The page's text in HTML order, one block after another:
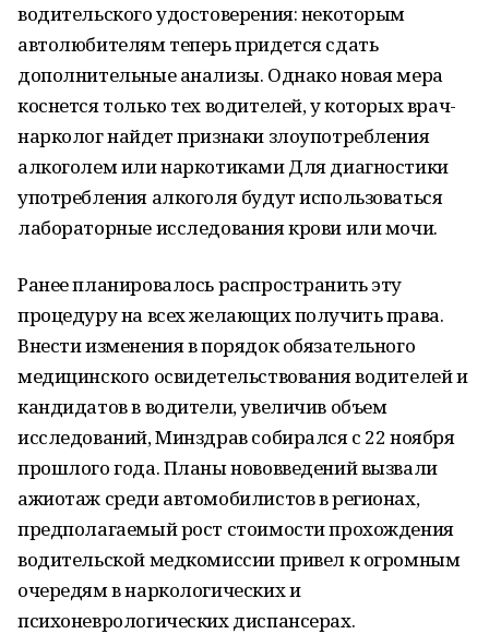
водительского удостоверения: некоторым
автолюбителям теперь придется сдать
дополнительные анализы. Однако новая мера
коснется только тех водителей, у которых врач-
нарколог найдет признаки злоупотребления
алкоголем или наркотиками Для диагностики
употребления алкоголя будут использоваться
лабораторные исследования крови или мочи.
Ранее планировалось распространить эту
процедуру на всех желающих получить права.
Внести изменения в порядок обязательного
медицинского освидетельствования водителей и
кандидатов в водители, увеличив объем
исследований, Минздрав собирался с 22 ноября
прошлого года. Планы нововведений вызвали
ажиотаж среди автомобилистов в регионах,
предполагаемый рост стоимости прохождения
водительской медкомиссии привел к огромным
очередям в наркологических и
психоневрологических диспансерах.